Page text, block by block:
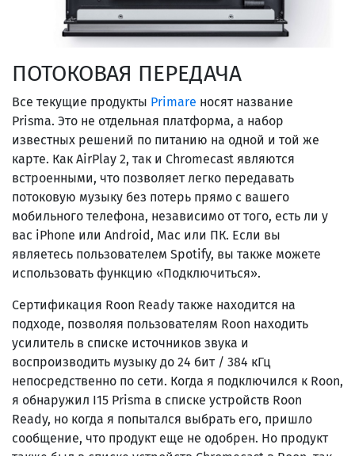
ПОТОКОВАЯ ПЕРЕДАЧА
Все текущие продукты Primare носят название
Prisma. Это не отдельная платформа, а набор
известных решений по питанию на одной и той же
карте. Как AirPlay 2, так и Chromecast являются
встроенными, что позволяет легко передавать
потоковую музыку без потерь прямо с вашего
мобильного телефона, независимо от того, есть ли у
вас iPhone или Android, Mac или ПК. Если вы
являетесь пользователем Spotify, вы также можете
использовать функцию «Подключиться».
Сертификация Roon Ready также находится на
подходе, позволяя пользователям Roon находить
усилитель в списке источников звука и
воспроизводить музыку до 24 бит / 384 кГц
непосредственно по сети. Когда я подключился к Roon,
я обнаружил I15 Prisma в списке устройств Roon
Ready, но когда я попытался выбрать его, пришло
сообщение, что продукт еще не одобрен. Но продукт